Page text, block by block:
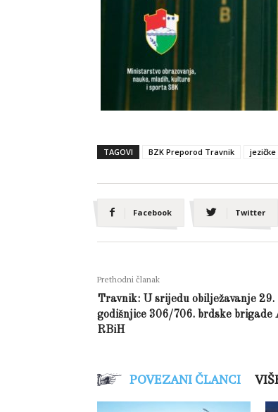
TAGOVI BZK Preporod Travnik
Facebook Twitter
Prethodni članak
Travnik: U srijedu obilježavanje 29.
godišnjice 306/706. brdske brigade
RBiH
POVEZANI ČLANCI